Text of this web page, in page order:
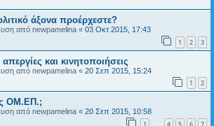
άξονα προέρχεστε?
από newpamelina « 03 Οκτ 2015, 17:43
1 2 3
και κινητοποιήσεις
από newpamelina « 20 Σεπ 2015, 15:24
1 2
ΟΜ.ΕΠ.;
από newpamelina « 20 Σεπ 2015, 10:58